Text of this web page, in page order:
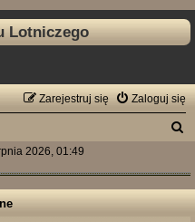
Lotniczego
Zaloguj się
Zarejestruj się
u
k
2026, 01:49